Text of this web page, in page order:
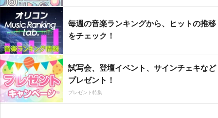
毎週の音楽ランキングから、ヒットの推移
をチェック！
試写会、登壇イベント、サインチェキなど
プレゼント！
プレゼント特集